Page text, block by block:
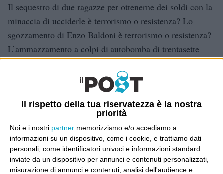
Il rispetto della tua riservatezza è la nostra
priorità
Noi e i nostri partner memorizziamo e/o accediamo a
informazioni su un dispositivo, come i cookie, e trattiamo dati
personali, come identificatori univoci e informazioni standard
inviate da un dispositivo per annunci e contenuti personalizzati,
misurazione di annunci e contenuti, analisi dell'audience e
Il sequestro di due ragazze per ottenerne dei soldi con la
minaccia di ucciderle è terrorismo o resistenza? Lo
sgozzamento di Enzo Baldoni è terrorismo o resistenza?
L’ammazzamento a colpi di autobomba di trentasette
bambini è terrorismo o resistenza? Il macellamento di
dieci nepalesi è terrorismo o resistenza?
L’ammazzamento di Fabrizio Quattrocchi è terrorismo o
resistenza? L’attentato all’ONU, la morte di Vieira de
Mello è terrorismo o resistenza? Bigley nella gabbia è
terrorismo o resistenza? Far saltare in aria i soldati
americani è terrorismo o resistenza? E i carabinieri
italiani?